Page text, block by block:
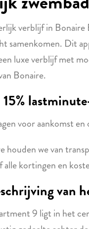
verblijf in
samenkomen. Dit
luxe verblijf met
Bonaire.
voor aankomst
houden we van
kortingen en
van
9 ligt in het